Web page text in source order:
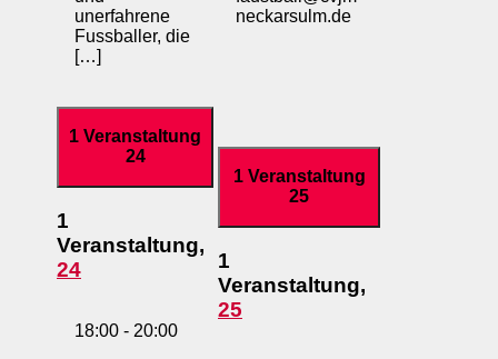
unerfahrene
Fussballer, die
[…]
neckarsulm.de
1 Veranstaltung
24
1
Veranstaltung,
24
18:00 - 20:00
1 Veranstaltung
25
1
Veranstaltung,
25